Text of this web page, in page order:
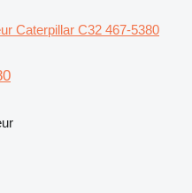
Caterpillar C32 467-5380